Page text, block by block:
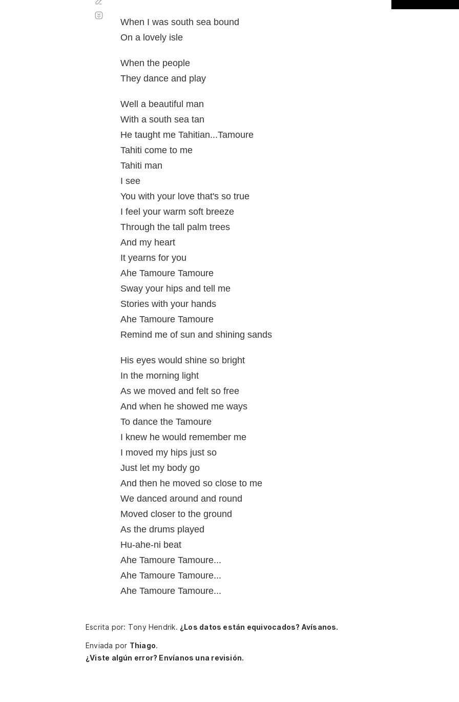
When I was south sea bound
On a lovely isle
When the people
They dance and play
Well a beautiful man
With a south sea tan
He taught me Tahitian...Tamoure
Tahiti come to me
Tahiti man
I see
You with your love that's so true
I feel your warm soft breeze
Through the tall palm trees
And my heart
It yearns for you
Ahe Tamoure Tamoure
Sway your hips and tell me
Stories with your hands
Ahe Tamoure Tamoure
Remind me of sun and shining sands
His eyes would shine so bright
In the morning light
As we moved and felt so free
And when he showed me ways
To dance the Tamoure
I knew he would remember me
I moved my hips just so
Just let my body go
And then he moved so close to me
We danced around and round
Moved closer to the ground
As the drums played
Hu-ahe-ni beat
Ahe Tamoure Tamoure...
Ahe Tamoure Tamoure...
Ahe Tamoure Tamoure...
automático
Escrita por: Tony Hendrik. ¿Los datos están equivocados? Avísanos.
Enviada por Thiago.
¿Viste algún error? Envíanos una revisión.